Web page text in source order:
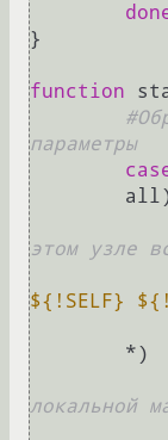
}
function
параметры
этом узле
${!SELF}
локальной